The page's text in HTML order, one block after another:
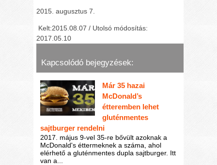
2015. augusztus 7.
Kelt:2015.08.07 / Utolsó módosítás:
2017.05.10
Kapcsolódó bejegyzések:
Már 35 hazai
McDonald’s
étteremben lehet
gluténmentes
sajtburger rendelni
2017. május 9-vel 35-re bővült azoknak a
McDonald's éttermeknek a száma, ahol
elérhető a gluténmentes dupla sajtburger. Itt
van a...